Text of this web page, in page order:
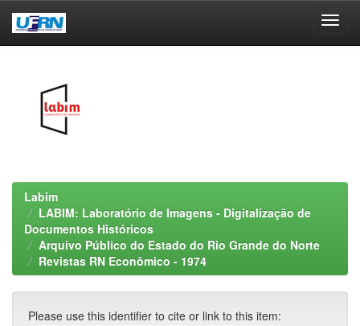
Labim
LABIM: Laboratório de Imagens - Digitalização de
Documentos Históricos
Arquivo Público do Estado do Rio Grande do Norte
Revistas RN Econômico - 1974
Please use this identifier to cite or link to this item: